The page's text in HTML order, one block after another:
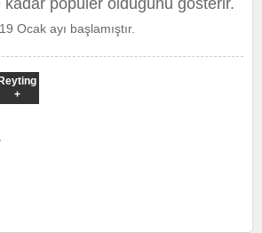
kadar popüler olduğunu gösterir.
Ocak ayı başlamıştır.
Reyting
+